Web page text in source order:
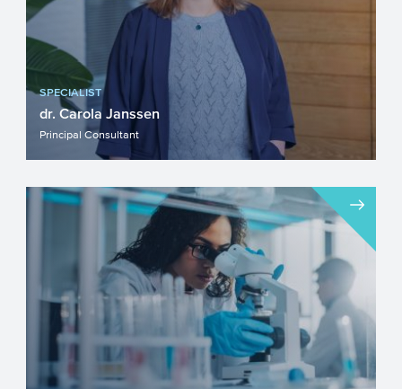
SPECIALIST
dr. Carola Janssen
Principal Consultant